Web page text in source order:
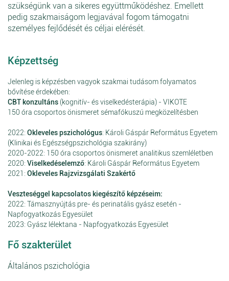
szükségünk van a sikeres együttműködéshez. Emellett
pedig szakmaiságom legjavával fogom támogatni
személyes fejlődését és céljai elérését.
Képzettség
Jelenleg is képzésben vagyok szakmai tudásom folyamatos
bővítése érdekében:
CBT konzultáns (kognitív- és viselkedésterápia) - VIKOTE
150 óra csoportos önismeret sémafókuszú megközelítésben
2022: Okleveles pszichológus: Károli Gáspár Református Egyetem
(Klinikai és Egészségpszichológia szakirány)
2020-2022: 150 óra csoportos önismeret analitikus szemléletben
2020: Viselkedéselemző: Károli Gáspár Református Egyetem
2021: Okleveles Rajzvizsgálati Szakértő
Veszteséggel kapcsolatos kiegészítő képzéseim:
2022: Támasznyújtás pre- és perinatális gyász esetén -
Napfogyatkozás Egyesület
2023: Gyász lélektana - Napfogyatkozás Egyesület
Fő szakterület
Általános pszichológia